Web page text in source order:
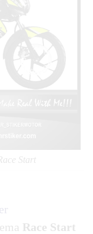
Start
Race Start